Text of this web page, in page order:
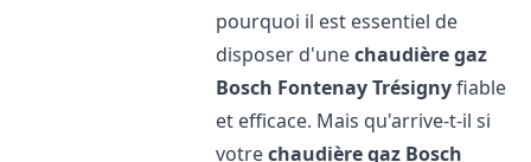
pourquoi il est essentiel de
disposer d'unechaudière gaz
Bosch Fontenay Trésignyfiable
et efficace. Mais qu'arrive-t-il si
votrechaudière gaz Bosch